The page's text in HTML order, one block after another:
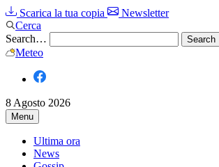
Scarica la tua copia
Newsletter
Cerca
Search…
Meteo
8 Agosto 2026
Menu
Ultima ora
News